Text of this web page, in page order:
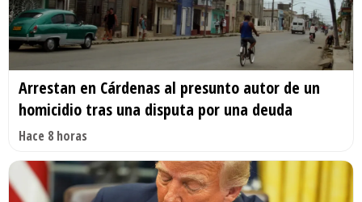
Arrestan en Cárdenas al presunto autor de un
homicidio tras una disputa por una deuda
Hace 8 horas